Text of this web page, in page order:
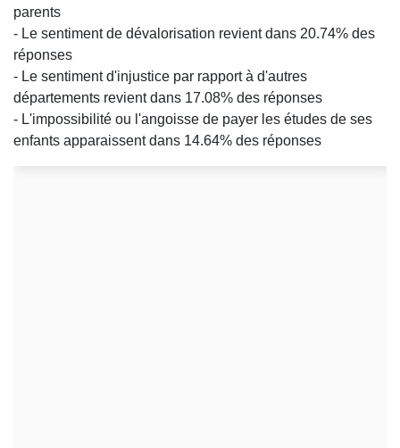
parents
- Le sentiment de dévalorisation revient dans 20.74% des
réponses
- Le sentiment d'injustice par rapport à d'autres
départements revient dans 17.08% des réponses
- L'impossibilité ou l'angoisse de payer les études de ses
enfants apparaissent dans 14.64% des réponses